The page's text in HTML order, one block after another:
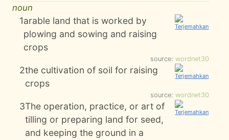
noun
1arable land that is worked by
plowing and sowing and raising
crops
source: wordnet30
2the cultivation of soil for raising
crops
source: wordnet30
3The operation, practice, or art of
tilling or preparing land for seed,
and keeping the ground in a